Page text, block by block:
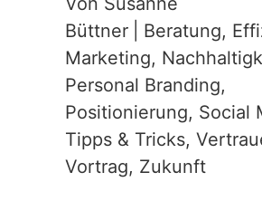
Büttner
Beratung,
Marketing,
Personal Branding,
Positionierung, Social
Tipps & Tricks,
Vortrag, Zukunft